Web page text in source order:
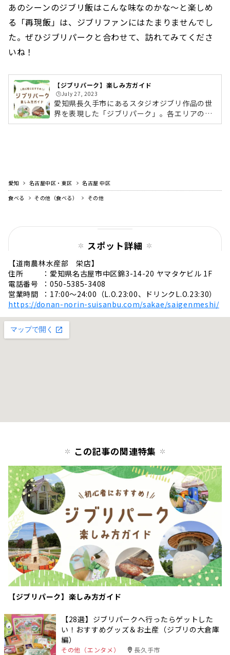
あのシーンのジブリ飯はこんな味なのかな〜と楽しめ
る「再現飯」は、ジブリファンにはたまりませんでし
た。ぜひジブリパークと合わせて、訪れてみてくださ
いね！
【ジブリパーク】楽しみ方ガイド
🕒️July 27, 2023
愛知県長久手市にあるスタジオジブリ作品の世
界を表現した「ジブリパーク」。各エリアのレ
ポートやおすすめの回り方、お土産からグルメ
愛知 名古屋中区・東区
名古屋 中区
食べる
その他（食べる） その他
スポット詳細
【道南農林水産部 栄店】
住所 ：愛知県名古屋市中区錦3-14-20 ヤマタケビル 1F
電話番号 ：050-5385-3408
営業時間 ：17:00～24:00（L.O.23:00、ドリンクL.O.23:30）
https://donan-norin-suisanbu.com/sakae/saigenmeshi/
この記事の関連特集
【ジブリパーク】楽しみ方ガイド
【28選】ジブリパークへ行ったらゲットした
い！おすすめグッズ＆お土産（ジブリの大倉庫
編）
その他（エンタメ） 長久手市